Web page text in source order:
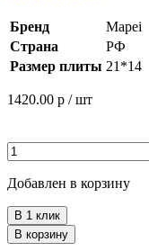
Бренд
Mapei
Страна
РФ
Размер плиты 21*14
1420.00 р / шт
Добавлен в корзину
В 1 клик
В корзину